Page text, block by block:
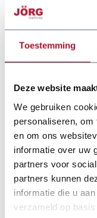
Toestemming
Deze website
We gebruiken
personaliseren,
en om ons
informatie over uw
partners voor
partners kunnen
informatie die u
verzameld op
Maximale
breedte
Coil gewicht